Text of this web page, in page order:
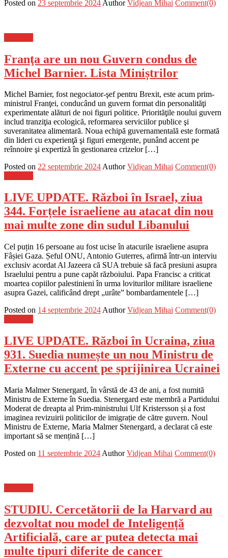
Posted on 23 septembrie 2024 Author Vidjean Mihai Comment(0)
Franţa are un nou Guvern condus de
Michel Barnier. Lista Miniștrilor
Michel Barnier, fost negociator-şef pentru Brexit, este acum prim-
ministrul Franţei, conducând un guvern format din personalităţi
experimentate alături de noi figuri politice. Priorităţile noului guvern
includ tranziţia ecologică, reformarea serviciilor publice şi
suveranitatea alimentară. Noua echipă guvernamentală este formată
din lideri cu experienţă şi figuri emergente, punând accent pe
reînnoire şi expertiză în gestionarea crizelor […]
Posted on 22 septembrie 2024Author Vidjean Mihai Comment(0)
LIVE UPDATE. Război în Israel, ziua
344. Forțele israeliene au atacat din nou
mai multe zone din sudul Libanului
Cel puțin 16 persoane au fost ucise în atacurile israeliene asupra
Fâșiei Gaza. Șeful ONU, Antonio Guterres, afirmă într-un interviu
exclusiv acordat Al Jazeera că SUA trebuie să facă presiuni asupra
Israelului pentru a pune capăt războiului. Papa Francisc a criticat
moartea copiilor palestinieni în urma loviturilor militare israeliene
asupra Gazei, calificând drept „urâte” bombardamentele […]
Posted on 14 septembrie 2024 Author Vidjean Mihai Comment(0)
LIVE UPDATE. Război în Ucraina, ziua
931. Suedia numește un nou Ministru de
Externe cu accent pe sprijinirea Ucrainei
Maria Malmer Stenergard, în vârstă de 43 de ani, a fost numită
Ministru de Externe în Suedia. Stenergard este membră a Partidului
Moderat de dreapta al Prim-ministrului Ulf Kristersson și a fost
imaginea revizuirii politicilor de imigrație de către guvern. Noul
Ministru de Externe, Maria Malmer Stenergard, a declarat că este
important să se mențină […]
Posted on 11 septembrie 2024 Author Vidjean Mihai Comment(0)
STUDIU. Cercetătorii de la Harvard au
dezvoltat nou model de Inteligență
Artificială, care ar putea detecta mai
multe tipuri diferite de cancer